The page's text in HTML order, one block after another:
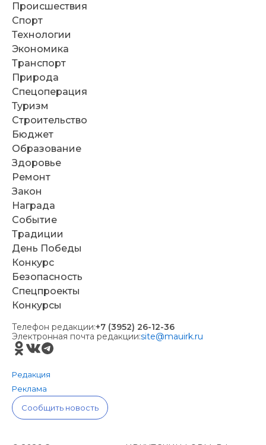
Происшествия
Спорт
Технологии
Экономика
Транспорт
Природа
Спецоперация
Туризм
Строительство
Бюджет
Образование
Здоровье
Ремонт
Закон
Награда
Событие
Традиции
День Победы
Конкурс
Безопасность
Спецпроекты
Конкурсы
Телефон редакции:+7 (3952) 26-12-36
Электронная почта редакции:site@mauirk.ru
Редакция
Реклама
Сообщить новость